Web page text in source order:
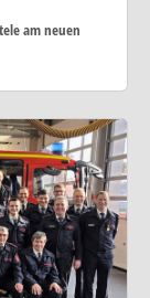
am neuen